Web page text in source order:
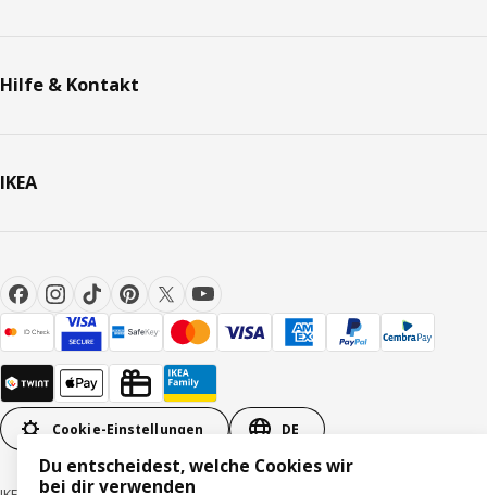
Hilfe & Kontakt
IKEA
Cookie-Einstellungen DE
Du entscheidest, welche Cookies wir
bei dir verwenden